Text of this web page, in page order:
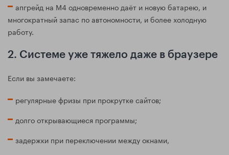
апгрейд на M4 одновременно даёт и новую батарею, и
многократный запас по автономности, и более холодную
работу.
2. Системе уже тяжело даже в браузере
Если вы замечаете:
регулярные фризы при прокрутке сайтов;
долго открывающиеся программы;
задержки при переключении между окнами,